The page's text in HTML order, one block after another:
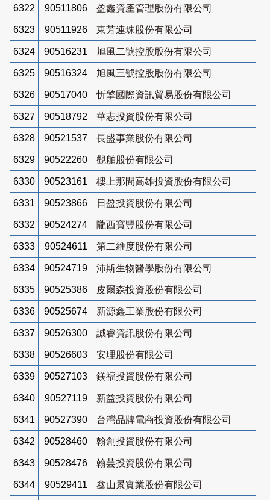
6322 90511806 盈鑫資產管理股份有限公司
6323 90511926 東芳連珠股份有限公司
6324 90516231 旭風二號控股股份有限公司
6325 90516324 旭風三號控股股份有限公司
6326 90517040 忻擎國際資訊貿易股份有限公司
6327 90518792 華志投資股份有限公司
6328 90521537 長盛事業股份有限公司
6329 90522260 觀舶股份有限公司
6330 90523161 樓上那間高雄投資股份有限公司
6331 90523866 日盈投資股份有限公司
6332 90524274 隴西寶豐股份有限公司
6333 90524611 第二維度股份有限公司
6334 90524719 沛斯生物醫學股份有限公司
6335 90525386 皮爾森投資股份有限公司
6336 90525674 新源鑫工業股份有限公司
6337 90526300 誠睿資訊股份有限公司
6338 90526603 安理股份有限公司
6339 90527103 鎂福投資股份有限公司
6340 90527119 新益投資股份有限公司
6341 90527390 台灣品牌電商投資股份有限公司
6342 90528460 翰創投資股份有限公司
6343 90528476 翰芸投資股份有限公司
6344 90529411 鑫山景實業股份有限公司